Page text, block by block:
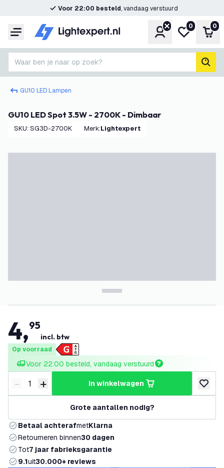
Voor 22:00 besteld, vandaag verstuurd
Menu Account
Mijn
0 0
Waar ben je naar op zoek?
GU10 LED Lampen
GU10 LED Spot 3.5W - 2700K - Dimbaar
SKU: SG3D-2700K Merk: Lightexpert
4,95
incl. btw
Op voorraad
Voor 22:00 besteld, vandaag verstuurd
Verminder hoeveelheid
- Verhoog hoeveelheid
+ in winkelwagen
Grote aantallen nodig?
Betaal achterafmetKlarna
Retourneren binnen30 dagen
Tot7 jaar fabrieksgarantie
9.1uit30.000+ reviews